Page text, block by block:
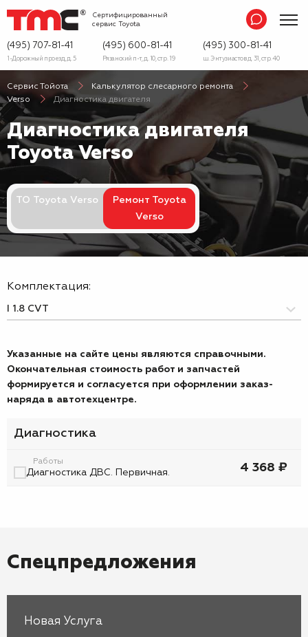
Сертифицированный
сервис Toyota
(495) 707-81-41
1-Дорожный проезд, д. 5
(495) 600-81-41
Рязанский п-т, д. 10, стр. 19
(495) 300-81-41
ш. Энтузиастов д. 31, стр. 40
Сервис Тойота
Калькулятор слесарного ремонта
Verso
Диагностика двигателя
Диагностика двигателя
Toyota Verso
ТО Toyota Verso
Ремонт Toyota
Verso
Комплектация:
Указанные на сайте цены являются справочными.
Окончательная стоимость работ и запчастей
формируется и согласуется при оформлении заказ-
наряда в автотехцентре.
Диагностика
Работы
Диагностика ДВС. Первичная. 4 368 ₽
Спецпредложения
Новая Услуга